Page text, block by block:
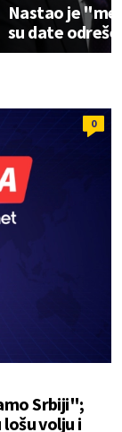
Nastao je
su date
0
Srbiji";
volju i